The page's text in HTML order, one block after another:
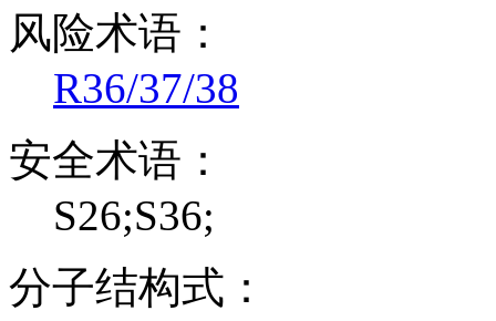
风险术语：
R36/37/38
安全术语：
S26;S36;
分子结构式：